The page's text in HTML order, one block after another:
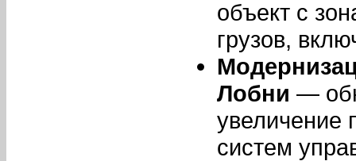
объект с
грузов,
Лобни —
увеличение
систем